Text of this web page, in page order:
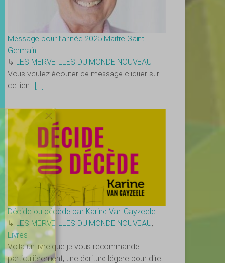
Message pour l’année 2025 Maitre Saint
Germain
↳ LES MERVEILLES DU MONDE NOUVEAU
Vous voulez écouter ce message cliquer sur
ce lien : […]
Décide ou décède par Karine Van Cayzeele
↳ LES MERVEILLES DU MONDE NOUVEAU,
Livres
Voilà un livre que je vous recommande
particulièrement, une écriture légére pour dire
×